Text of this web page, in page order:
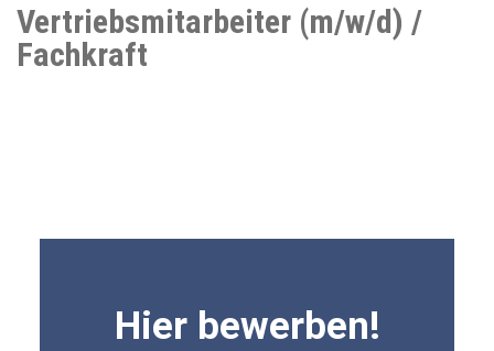
Vertriebsmitarbeiter (m/w/d) /
Fachkraft
Hier bewerben!